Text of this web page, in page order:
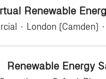
Renewable
· London (Camden) ·
Renewable Energy